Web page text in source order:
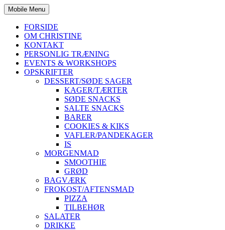
Mobile Menu
FORSIDE
OM CHRISTINE
KONTAKT
PERSONLIG TRÆNING
EVENTS & WORKSHOPS
OPSKRIFTER
DESSERT/SØDE SAGER
KAGER/TÆRTER
SØDE SNACKS
SALTE SNACKS
BARER
COOKIES & KIKS
VAFLER/PANDEKAGER
IS
MORGENMAD
SMOOTHIE
GRØD
BAGVÆRK
FROKOST/AFTENSMAD
PIZZA
TILBEHØR
SALATER
DRIKKE